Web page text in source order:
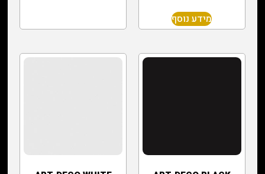
מידע נוסף